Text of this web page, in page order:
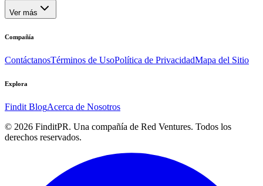
Ver más
Compañía
ContáctanosTérminos de UsoPolítica de PrivacidadMapa del Sitio
Explora
Findit BlogAcerca de Nosotros
© 2026 FinditPR. Una compañía de Red Ventures. Todos los
derechos reservados.